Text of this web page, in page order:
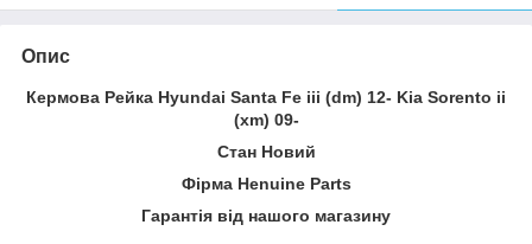
Опис
Кермова Рейка Hyundai Santa Fe iii (dm) 12- Kia Sorento ii
(xm) 09-
Стан Новий
Фірма Henuine Parts
Гарантія від нашого магазину